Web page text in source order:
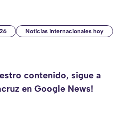
Noticias internacionales hoy
contenido, sigue a
en Google News!